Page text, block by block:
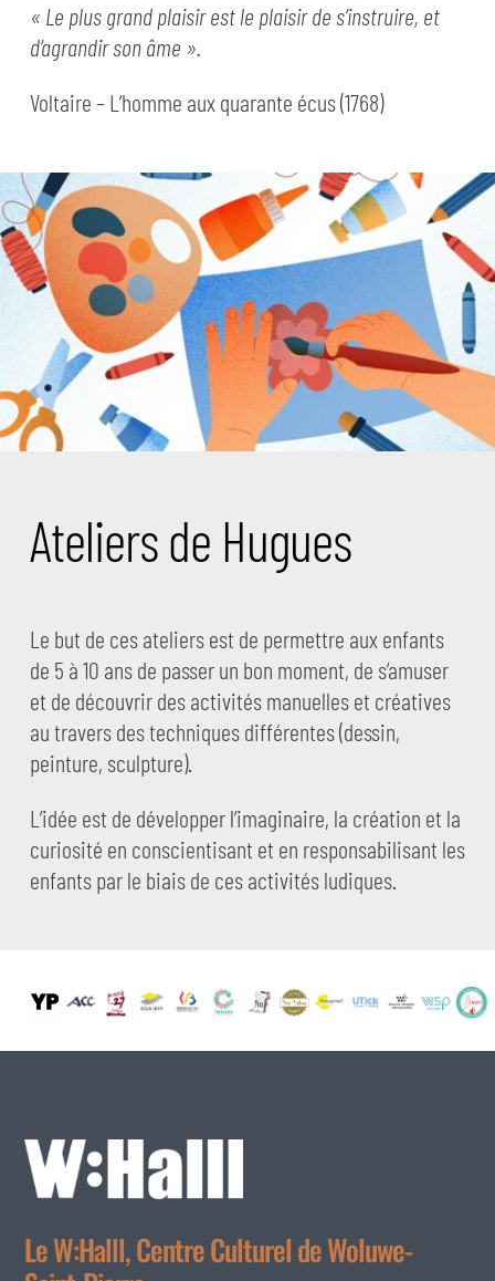
« Le plus grand plaisir est le plaisir de s’instruire, et
d’agrandir son âme ».
Voltaire – L’homme aux quarante écus (1768)
Ateliers de Hugues
Le but de ces ateliers est de permettre aux enfants
de 5 à 10 ans de passer un bon moment, de s’amuser
et de découvrir des activités manuelles et créatives
au travers des techniques différentes (dessin,
peinture, sculpture).
L’idée est de développer l’imaginaire, la création et la
curiosité en conscientisant et en responsabilisant les
enfants par le biais de ces activités ludiques.
Le W:Halll, Centre Culturel de Woluwe-